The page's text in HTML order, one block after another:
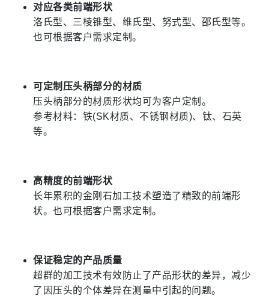
对应各类前端形状
洛氏型、三棱锥型、维氏型、努式型、邵氏型等。
也可根据客户需求定制。
可定制压头柄部分的材质
压头柄部分的材质形状均可为客户定制。
参考材料：铁(SK材质、不锈钢材质)、钛、石英
等。
高精度的前端形状
长年累积的金刚石加工技术塑造了精致的前端形
状。也可根据客户需求定制。
保证稳定的产品质量
超群的加工技术有效防止了产品形状的差异，减少
了因压头的个体差异在测量中引起的问题。